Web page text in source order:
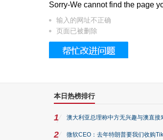
被列入佛家七宝的它到底有多美？
Sorry-We cannot find the page
输入的网址不正确
页面已被删除
本日热榜排行
1 澳大利亚总理称中方无兴趣与澳直接
2 微软CEO：去年特朗普要我们收购